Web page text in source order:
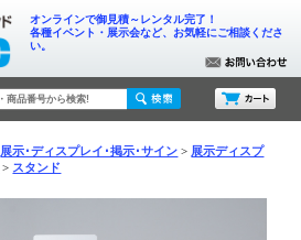
オンラインで御見積～レンタル完了！
各種イベント・展示会など、お気軽にご相談くださ
い。
展示･ディスプレイ･掲示･サイン
展示ディスプ
スタンド